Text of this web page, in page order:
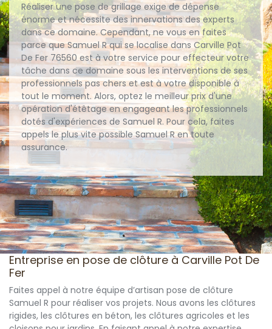
Réaliser une pose de grillage exige de dépense
énorme et nécessite des innervations des experts
dans ce domaine. Cependant, ne vous en faites
parce que Samuel R qui se localise dans Carville Pot
De Fer 76560 est à votre service pour effecteur votre
tâche dans ce domaine sous les interventions de ses
professionnels pas chers et est à votre disponible à
tout le moment. Alors, optez le meilleur prix d'une
opération d'étêtage en engageant les professionnels
dotés d'expériences de Samuel R. Pour cela, faites
appels le plus vite possible Samuel R en toute
assurance.
Entreprise en pose de clôture à Carville Pot De
Fer
Faites appel à notre équipe d’artisan pose de clôture
Samuel R pour réaliser vos projets. Nous avons les clôtures
rigides, les clôtures en béton, les clôtures agricoles et les